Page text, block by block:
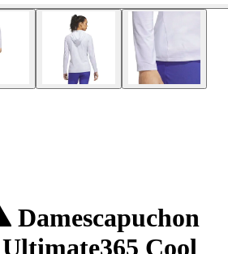
Damescapuchon
Cool